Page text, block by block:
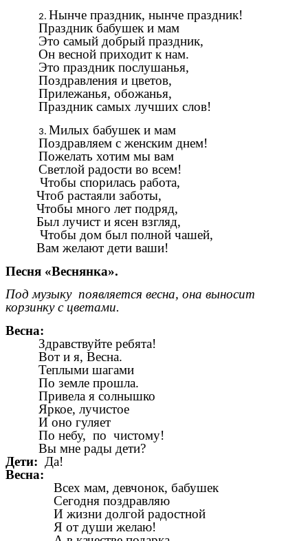
Нынче праздник, нынче праздник!
Праздник бабушек и мам
Это самый добрый праздник,
Он весной приходит к нам.
Это праздник послушанья,
Поздравления и цветов,
Прилежанья, обожанья,
Праздник самых лучших слов!
Милых бабушек и мам
Поздравляем с женским днем!
Пожелать хотим мы вам
Светлой радости во всем!
Чтобы спорилась работа,
Чтоб растаяли заботы,
Чтобы много лет подряд,
Был лучист и ясен взгляд,
Чтобы дом был полной чашей,
Вам желают дети ваши!
Песня «Веснянка».
Под музыку появляется весна, она выносит
корзинку с цветами.
Весна:
Здравствуйте ребята!
Вот и я, Весна.
Теплыми шагами
По земле прошла.
Привела я солнышко
Яркое, лучистое
И оно гуляет
По небу, по чистому!
Вы мне рады дети?
Дети: Да!
Весна:
Всех мам, девчонок, бабушек
Сегодня поздравляю
И жизни долгой радостной
Я от души желаю!